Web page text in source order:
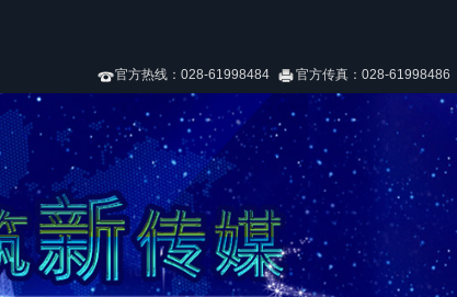
官方热线：028-61998484 官方传真：028-61998486